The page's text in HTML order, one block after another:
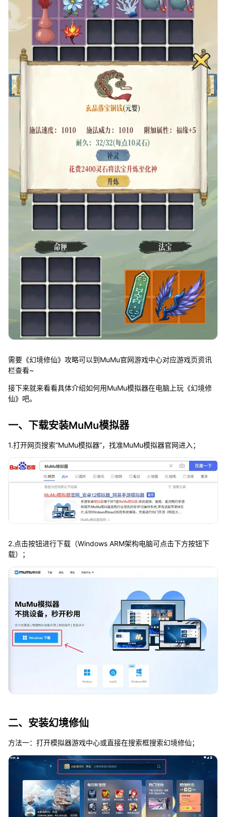
需要《幻境修仙》攻略可以到MuMu官网游戏中心对应游戏页资讯
栏查看~
接下来就来看看具体介绍如何用MuMu模拟器在电脑上玩《幻境修
仙》吧。
一、下载安装MuMu模拟器
1.打开网页搜索“MuMu模拟器”，找准MuMu模拟器官网进入；
2.点击按钮进行下载（Windows ARM架构电脑可点击下方按钮下
载）；
二、安装幻境修仙
方法一：打开模拟器游戏中心或直接在搜索框搜索幻境修仙；